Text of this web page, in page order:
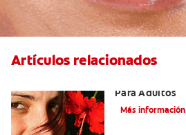
Artículos relacionados
Para Adultos
Más información